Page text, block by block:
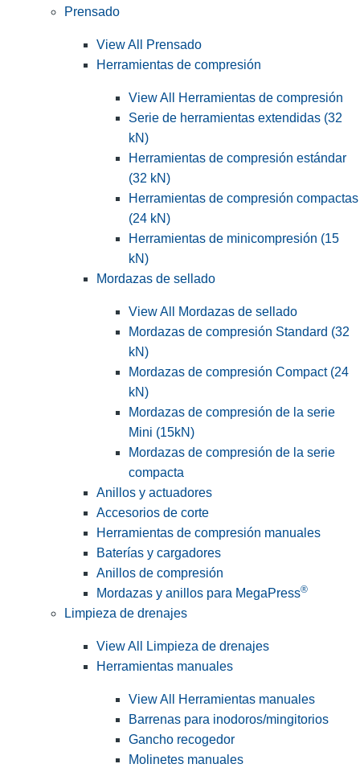
Prensado
View All Prensado
Herramientas de compresión
View All Herramientas de compresión
Serie de herramientas extendidas (32
kN)
Herramientas de compresión estándar
(32 kN)
Herramientas de compresión compactas
(24 kN)
Herramientas de minicompresión (15
kN)
Mordazas de sellado
View All Mordazas de sellado
Mordazas de compresión Standard (32
kN)
Mordazas de compresión Compact (24
kN)
Mordazas de compresión de la serie
Mini (15kN)
Mordazas de compresión de la serie
compacta
Anillos y actuadores
Accesorios de corte
Herramientas de compresión manuales
Baterías y cargadores
Anillos de compresión
Mordazas y anillos para MegaPress®
Limpieza de drenajes
View All Limpieza de drenajes
Herramientas manuales
View All Herramientas manuales
Barrenas para inodoros/mingitorios
Gancho recogedor
Molinetes manuales